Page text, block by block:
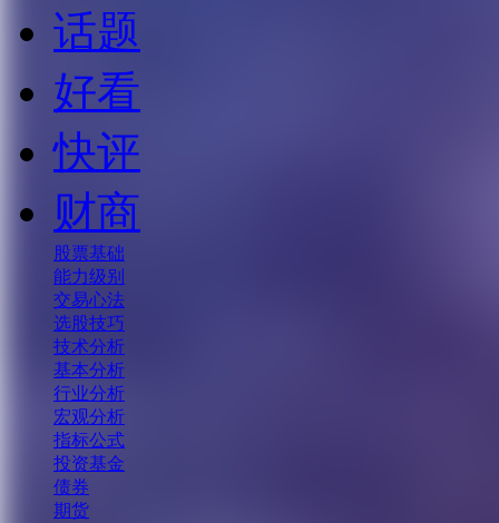
话题
好看
快评
财商
股票基础
能力级别
交易心法
选股技巧
技术分析
基本分析
行业分析
宏观分析
指标公式
投资基金
债券
期货